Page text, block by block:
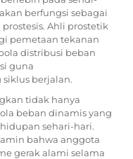
berfungsi sebagai
Ahli prostetik
pemetaan tekanan
distribusi beban
guna
berjalan.
tidak hanya
beban dinamis yang
sehari-hari.
bahwa anggota
gerak alami selama